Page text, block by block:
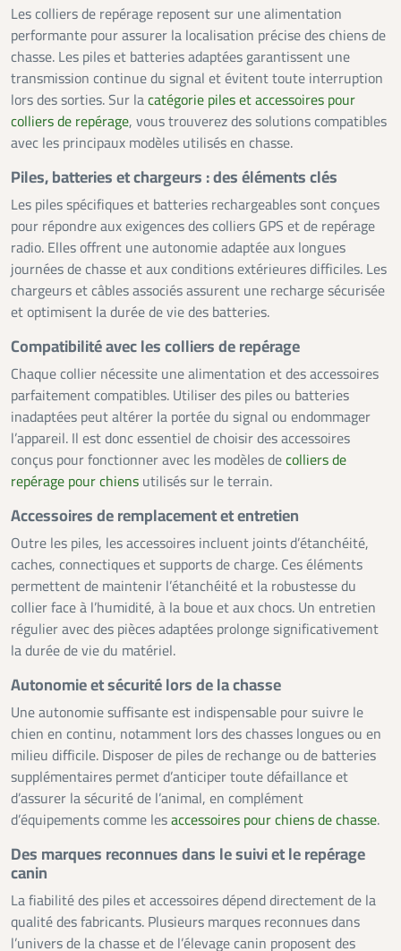
Les colliers de repérage reposent sur une alimentation
performante pour assurer la localisation précise des chiens de
chasse. Les piles et batteries adaptées garantissent une
transmission continue du signal et évitent toute interruption
lors des sorties. Sur lacatégorie piles et accessoires pour
colliers de repérage, vous trouverez des solutions compatibles
avec les principaux modèles utilisés en chasse.
Piles, batteries et chargeurs : des éléments clés
Les piles spécifiques et batteries rechargeables sont conçues
pour répondre aux exigences des colliers GPS et de repérage
radio. Elles offrent une autonomie adaptée aux longues
journées de chasse et aux conditions extérieures difficiles. Les
chargeurs et câbles associés assurent une recharge sécurisée
et optimisent la durée de vie des batteries.
Compatibilité avec les colliers de repérage
Chaque collier nécessite une alimentation et des accessoires
parfaitement compatibles. Utiliser des piles ou batteries
inadaptées peut altérer la portée du signal ou endommager
l’appareil. Il est donc essentiel de choisir des accessoires
conçus pour fonctionner avec les modèles decolliers de
repérage pour chiens utilisés sur le terrain.
Accessoires de remplacement et entretien
Outre les piles, les accessoires incluent joints d’étanchéité,
caches, connectiques et supports de charge. Ces éléments
permettent de maintenir l’étanchéité et la robustesse du
collier face à l’humidité, à la boue et aux chocs. Un entretien
régulier avec des pièces adaptées prolonge significativement
la durée de vie du matériel.
Autonomie et sécurité lors de la chasse
Une autonomie suffisante est indispensable pour suivre le
chien en continu, notamment lors des chasses longues ou en
milieu difficile. Disposer de piles de rechange ou de batteries
supplémentaires permet d’anticiper toute défaillance et
d’assurer la sécurité de l’animal, en complément
d’équipements comme lesaccessoires pour chiens de chasse.
Des marques reconnues dans le suivi et le repérage
canin
La fiabilité des piles et accessoires dépend directement de la
qualité des fabricants. Plusieurs marques reconnues dans
l’univers de la chasse et de l’élevage canin proposent des